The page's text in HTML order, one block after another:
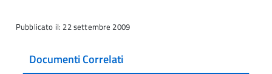
Pubblicato il: 22 settembre 2009
Documenti Correlati